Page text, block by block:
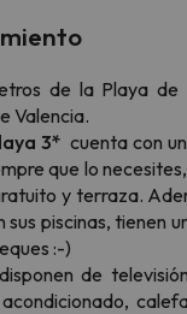
de la Playa de
Valencia.
3* cuenta con
que lo
y terraza.
piscinas, tienen
:-)
de